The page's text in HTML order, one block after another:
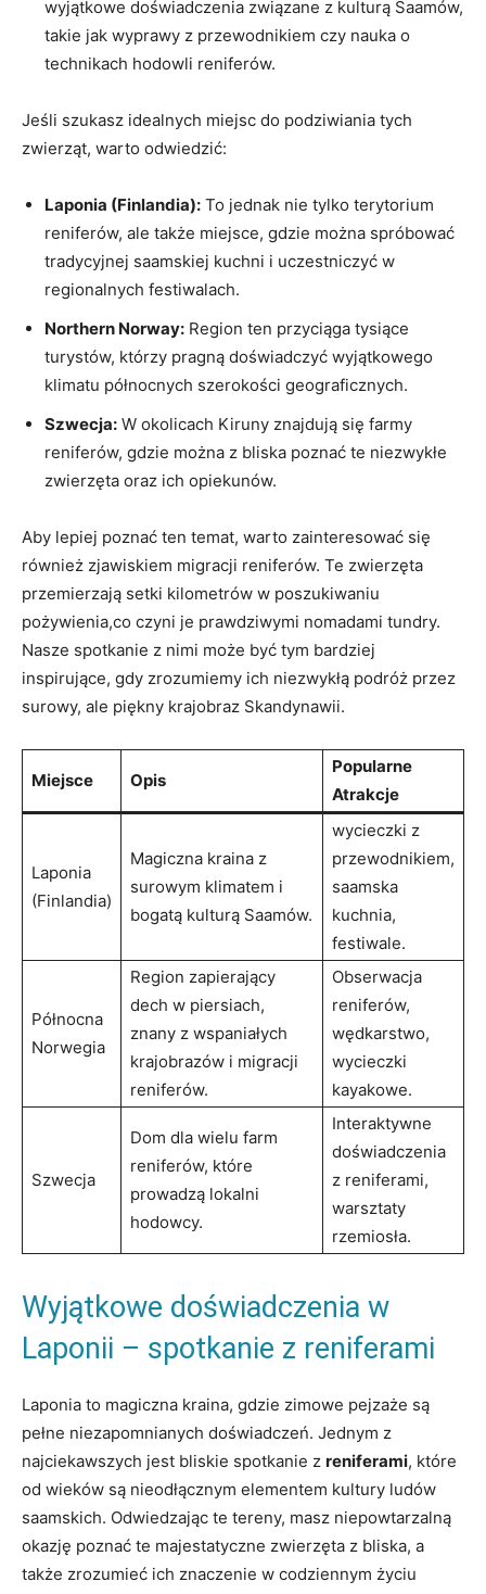
wyjątkowe doświadczenia związane z kulturą Saamów,
takie jak wyprawy z przewodnikiem czy nauka o
technikach hodowli reniferów.
Jeśli szukasz idealnych miejsc do podziwiania tych
zwierząt, warto odwiedzić:
Laponia (Finlandia): To jednak nie tylko terytorium
reniferów, ale także miejsce, gdzie można spróbować
tradycyjnej saamskiej kuchni i uczestniczyć w
regionalnych festiwalach.
Northern Norway: Region ten przyciąga tysiące
turystów, którzy pragną doświadczyć wyjątkowego
klimatu północnych szerokości geograficznych.
Szwecja: W okolicach Kiruny znajdują się farmy
reniferów, gdzie można z bliska poznać te niezwykłe
zwierzęta oraz ich opiekunów.
Aby lepiej poznać ten temat, warto zainteresować się
również zjawiskiem migracji reniferów. Te zwierzęta
przemierzają setki kilometrów w poszukiwaniu
pożywienia,co czyni je prawdziwymi nomadami tundry.
Nasze spotkanie z nimi może być tym bardziej
inspirujące, gdy zrozumiemy ich niezwykłą podróż przez
surowy, ale piękny krajobraz Skandynawii.
Miejsce Opis
Popularne
Atrakcje
Laponia
(Finlandia)
Magiczna kraina z
surowym klimatem i
bogatą kulturą Saamów.
wycieczki z
przewodnikiem,
saamska
kuchnia,
festiwale.
Północna
Norwegia
Region zapierający
dech w piersiach,
znany z wspaniałych
krajobrazów i migracji
reniferów.
Obserwacja
reniferów,
wędkarstwo,
wycieczki
kayakowe.
Szwecja
Dom dla wielu farm
reniferów, które
prowadzą lokalni
hodowcy.
Interaktywne
doświadczenia
z reniferami,
warsztaty
rzemiosła.
Wyjątkowe doświadczenia w
Laponii – spotkanie z reniferami
Laponia to magiczna kraina, gdzie zimowe pejzaże są
pełne niezapomnianych doświadczeń. Jednym z
najciekawszych jest bliskie spotkanie z reniferami, które
od wieków są nieodłącznym elementem kultury ludów
saamskich. Odwiedzając te tereny, masz niepowtarzalną
okazję poznać te majestatyczne zwierzęta z bliska, a
także zrozumieć ich znaczenie w codziennym życiu